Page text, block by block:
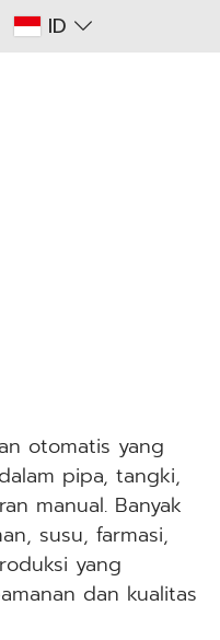
ID
otomatis yang
pipa, tangki,
manual. Banyak
susu, farmasi,
yang
dan kualitas